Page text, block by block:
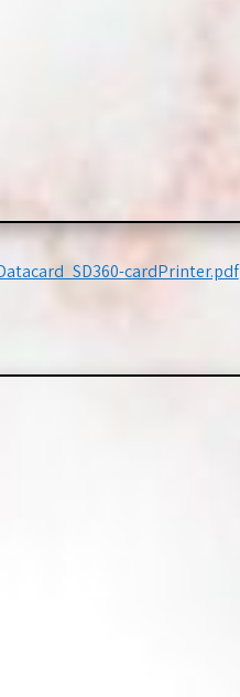
cardPrinter.pdf